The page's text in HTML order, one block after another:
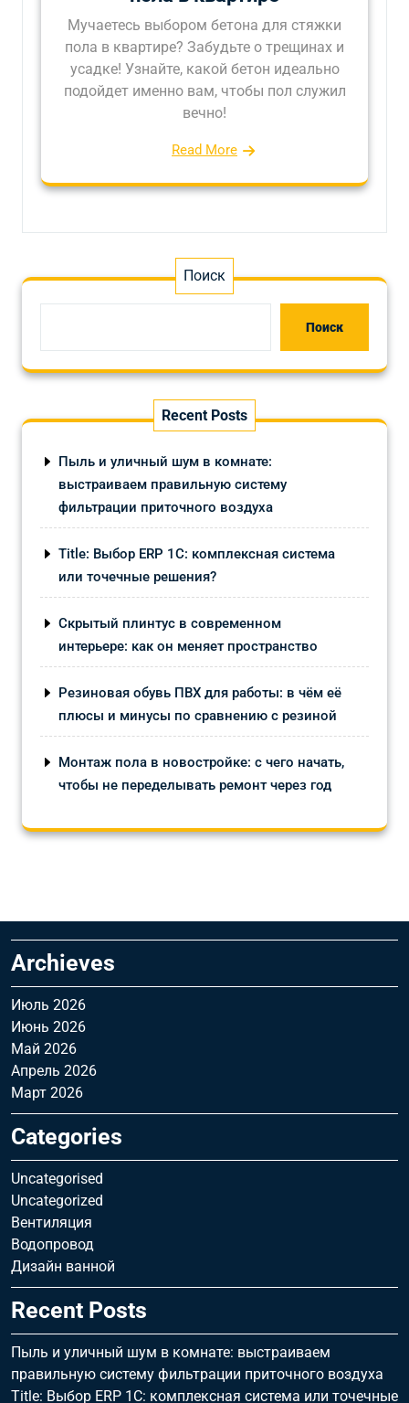
Мучаетесь выбором бетона для стяжки
пола в квартире? Забудьте о трещинах и
усадке! Узнайте, какой бетон идеально
подойдет именно вам, чтобы пол служил
вечно!
Read More
Поиск
Поиск
Recent Posts
Пыль и уличный шум в комнате:
выстраиваем правильную систему
фильтрации приточного воздуха
Title: Выбор ERP 1С: комплексная система
или точечные решения?
Скрытый плинтус в современном
интерьере: как он меняет пространство
Резиновая обувь ПВХ для работы: в чём её
плюсы и минусы по сравнению с резиной
Монтаж пола в новостройке: с чего начать,
чтобы не переделывать ремонт через год
Archieves
Июль 2026
Июнь 2026
Май 2026
Апрель 2026
Март 2026
Categories
Uncategorised
Uncategorized
Вентиляция
Водопровод
Дизайн ванной
Recent Posts
Пыль и уличный шум в комнате: выстраиваем
правильную систему фильтрации приточного воздуха
Title: Выбор ERP 1С: комплексная система или точечные